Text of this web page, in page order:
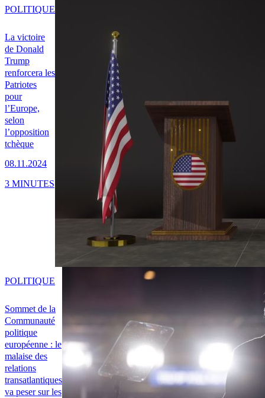
La victoire
de Donald
Trump
renforcera les
Patriotes
pour
l’Europe,
selon
l’opposition
tchèque
08.11.2024
POLITIQUE
3 MINUTES
Sommet de la
Communauté
politique
européenne : le
malaise des
relations
transatlantiques
va peser sur les
POLITIQUE